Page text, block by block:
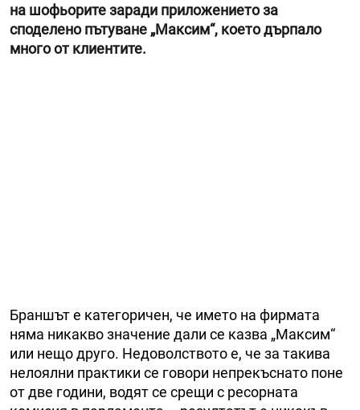
на шофьорите заради приложението за
споделено пътуване „Максим“, което дърпало
много от клиентите.
Браншът е категоричен, че името на фирмата
няма никакво значение дали се казва „Максим“
или нещо друго. Недоволството е, че за такива
нелоялни практики се говори непрекъснато поне
от две години, водят се срещи с ресорната